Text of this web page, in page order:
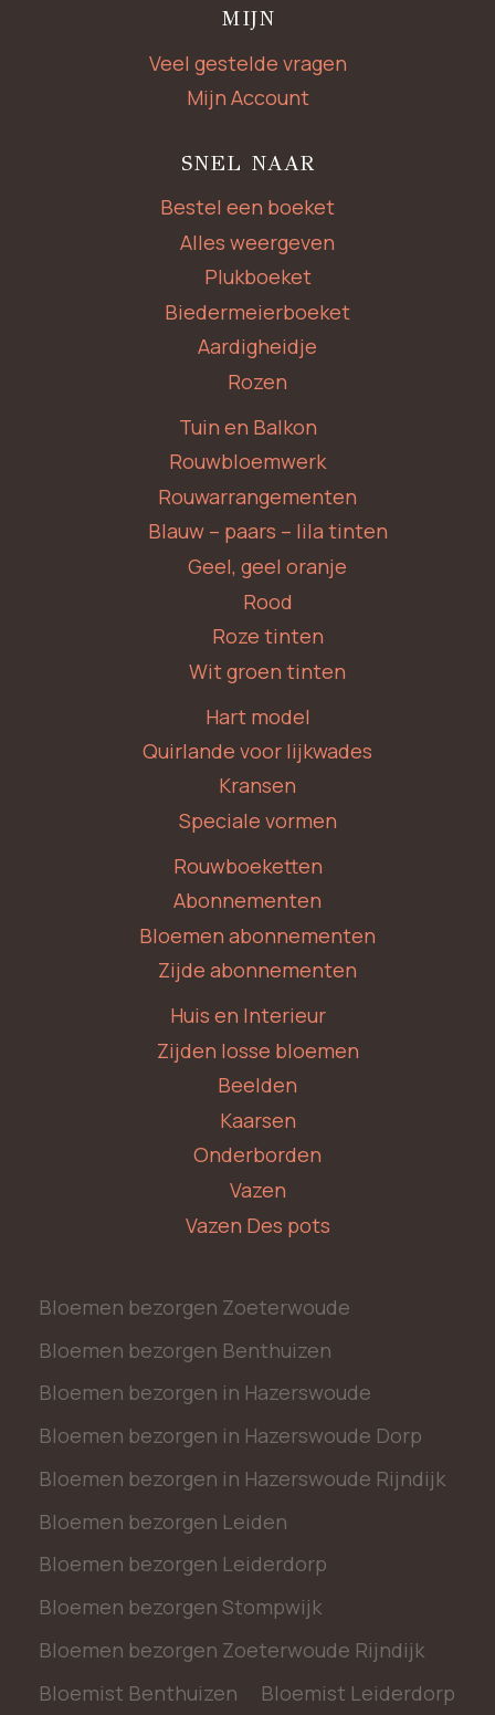
MIJN
Veel gestelde vragen
Mijn Account
SNEL NAAR
Bestel een boeket
Alles weergeven
Plukboeket
Biedermeierboeket
Aardigheidje
Rozen
Tuin en Balkon
Rouwbloemwerk
Rouwarrangementen
Blauw – paars – lila tinten
Geel, geel oranje
Rood
Roze tinten
Wit groen tinten
Hart model
Quirlande voor lijkwades
Kransen
Speciale vormen
Rouwboeketten
Abonnementen
Bloemen abonnementen
Zijde abonnementen
Huis en Interieur
Zijden losse bloemen
Beelden
Kaarsen
Onderborden
Vazen
Vazen Des pots
Bloemen bezorgen Zoeterwoude
Bloemen bezorgen Benthuizen
Bloemen bezorgen in Hazerswoude
Bloemen bezorgen in Hazerswoude Dorp
Bloemen bezorgen in Hazerswoude Rijndijk
Bloemen bezorgen Leiden
Bloemen bezorgen Leiderdorp
Bloemen bezorgen Stompwijk
Bloemen bezorgen Zoeterwoude Rijndijk
Bloemist Benthuizen
Bloemist Leiderdorp